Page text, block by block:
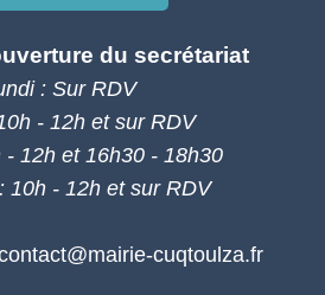
du secrétariat
: Sur RDV
- 12h et sur RDV
- 12h et 16h30 - 18h30
10h - 12h et sur RDV
cuqtoulza.fr